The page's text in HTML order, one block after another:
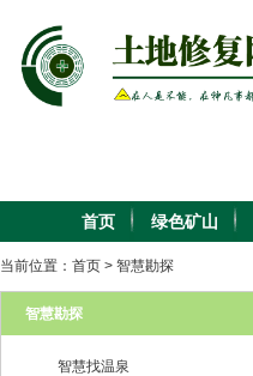
绿色矿山
首页
当前位置： 首页 > 智慧勘探
智慧勘探
智慧找温泉